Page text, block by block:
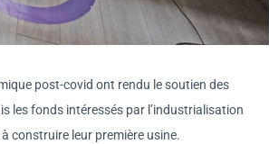
post-covid ont rendu le soutien des
les fonds intéressés par l’industrialisation
construire leur première usine.